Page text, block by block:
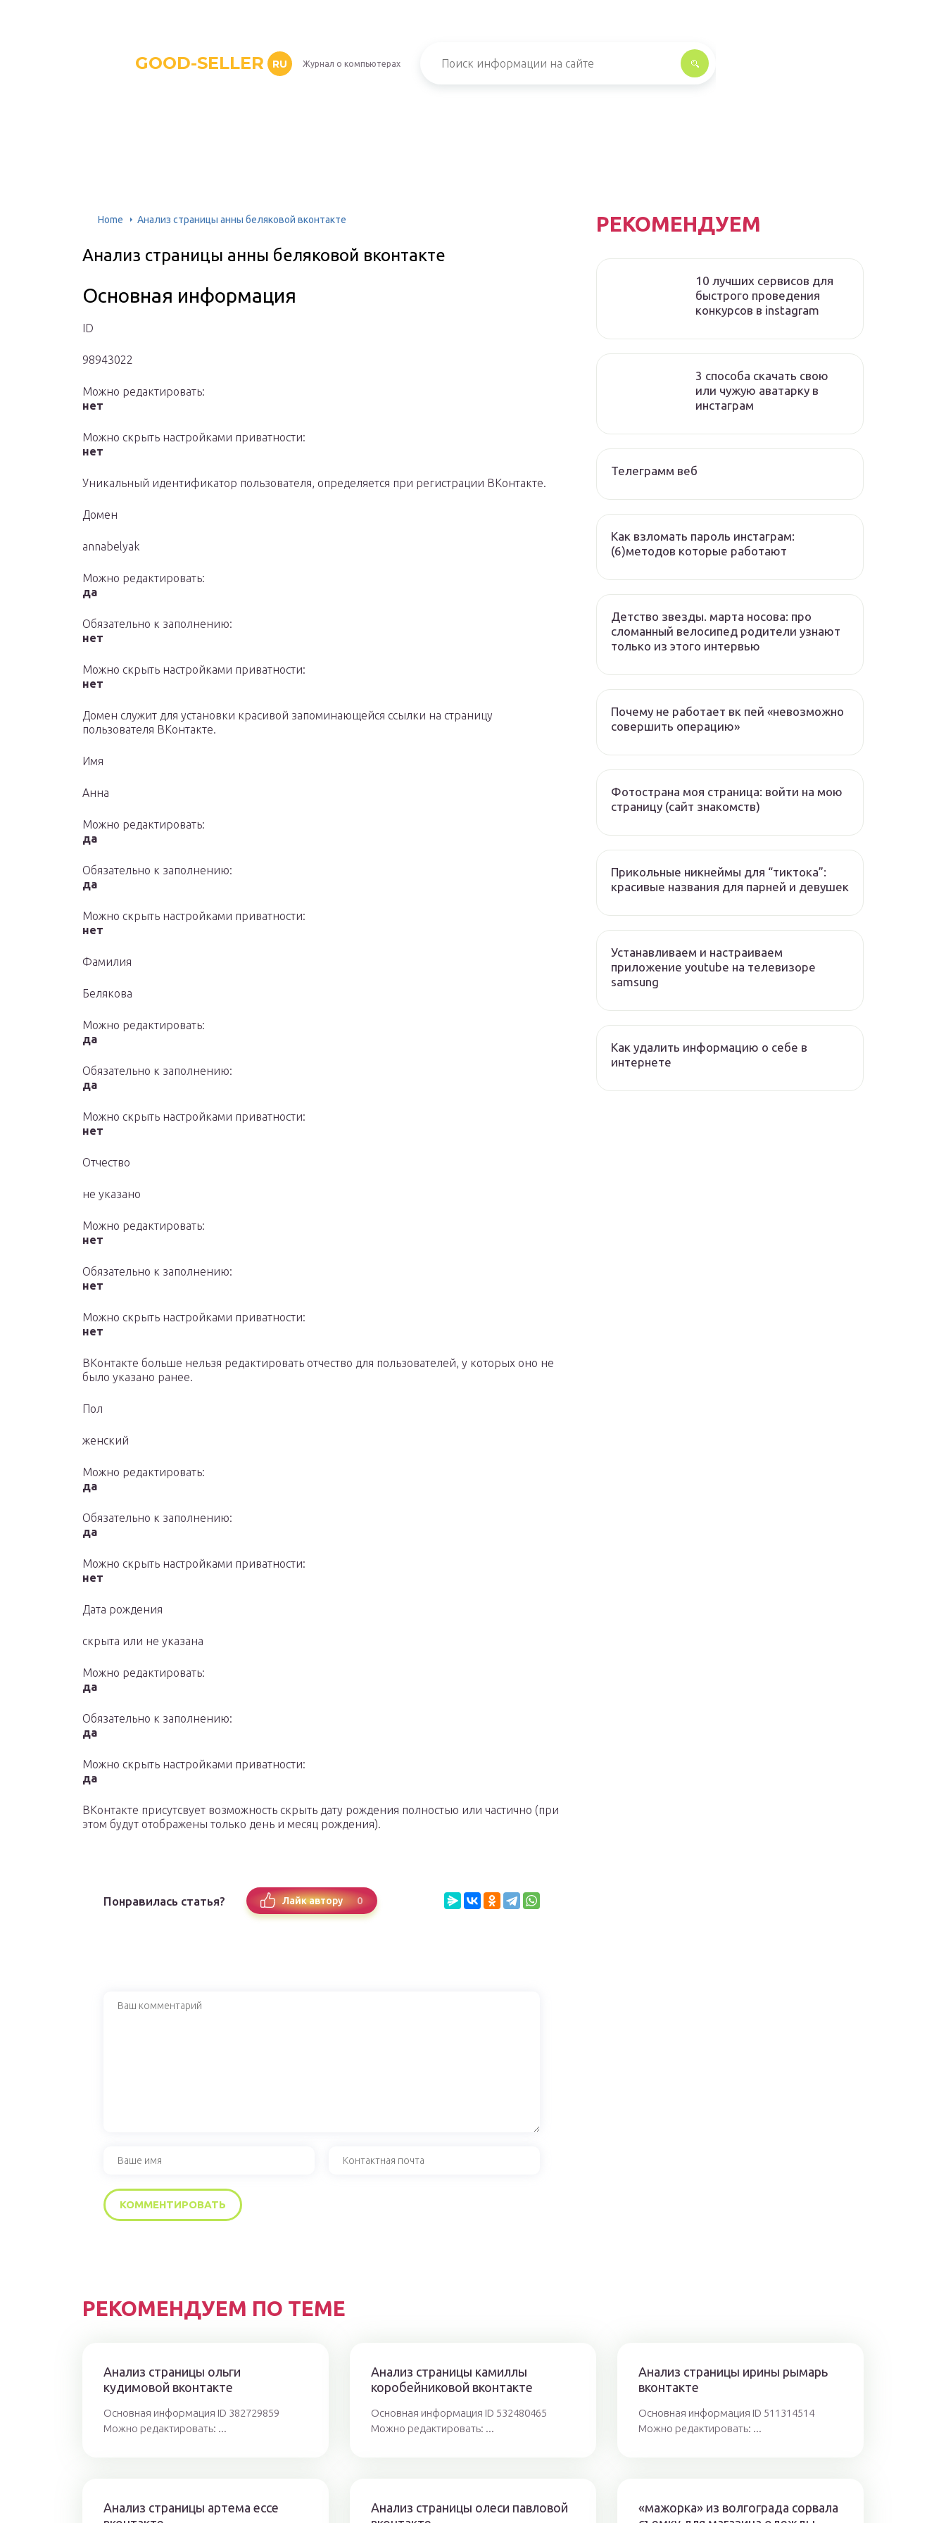
GOOD-SELLER RU Журнал о компьютерах
Home Анализ страницы анны беляковой вконтакте
Анализ страницы анны беляковой вконтакте
Основная информация
ID
98943022
Можно редактировать:
нет
Можно скрыть настройками приватности:
нет
Уникальный идентификатор пользователя, определяется при регистрации ВКонтакте.
Домен
annabelyak
Можно редактировать:
да
Обязательно к заполнению:
нет
Можно скрыть настройками приватности:
нет
Домен служит для установки красивой запоминающейся ссылки на страницу
пользователя ВКонтакте.
Имя
Анна
Можно редактировать:
да
Обязательно к заполнению:
да
Можно скрыть настройками приватности:
нет
Фамилия
Белякова
Можно редактировать:
да
Обязательно к заполнению:
да
Можно скрыть настройками приватности:
нет
Отчество
не указано
Можно редактировать:
нет
Обязательно к заполнению:
нет
Можно скрыть настройками приватности:
нет
ВКонтакте больше нельзя редактировать отчество для пользователей, у которых оно не
было указано ранее.
Пол
женский
Можно редактировать:
да
Обязательно к заполнению:
да
Можно скрыть настройками приватности:
нет
Дата рождения
скрыта или не указана
Можно редактировать:
да
Обязательно к заполнению:
да
Можно скрыть настройками приватности:
да
ВКонтакте присутсвует возможность скрыть дату рождения полностью или частично (при
этом будут отображены только день и месяц рождения).
Понравилась статья? Лайк автору 0
РЕКОМЕНДУЕМ
10 лучших сервисов для
быстрого проведения
конкурсов в instagram
3 способа скачать свою
или чужую аватарку в
инстаграм
Телеграмм веб
Как взломать пароль инстаграм:
(6)методов которые работают
Детство звезды. марта носова: про
сломанный велосипед родители узнают
только из этого интервью
Почему не работает вк пей «невозможно
совершить операцию»
Фотострана моя страница: войти на мою
страницу (сайт знакомств)
Прикольные никнеймы для “тиктока”:
красивые названия для парней и девушек
Устанавливаем и настраиваем
приложение youtube на телевизоре
samsung
Как удалить информацию о себе в
интернете
РЕКОМЕНДУЕМ ПО ТЕМЕ
Анализ страницы ольги
кудимовой вконтакте
Основная информация ID 382729859
Можно редактировать: ...
Анализ страницы камиллы
коробейниковой вконтакте
Основная информация ID 532480465
Можно редактировать: ...
Анализ страницы ирины рымарь
вконтакте
Основная информация ID 511314514
Можно редактировать: ...
Анализ страницы артема ессе
Анализ страницы олеси павловой
«мажорка» из волгограда сорвала